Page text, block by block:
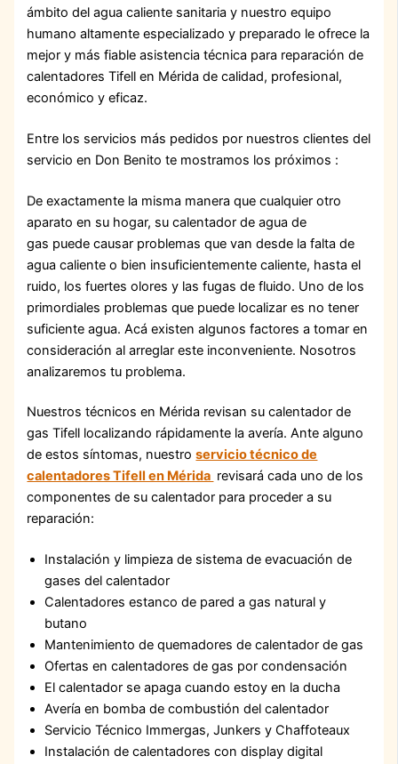
ámbito del agua caliente sanitaria y nuestro equipo
humano altamente especializado y preparado le ofrece la
mejor y más fiable asistencia técnica para reparación de
calentadores Tifell en Mérida de calidad, profesional,
económico y eficaz.
Entre los servicios más pedidos por nuestros clientes del
servicio en Don Benito te mostramos los próximos :
De exactamente la misma manera que cualquier otro
aparato en su hogar, su calentador de agua de
gas puede causar problemas que van desde la falta de
agua caliente o bien insuficientemente caliente, hasta el
ruido, los fuertes olores y las fugas de fluido. Uno de los
primordiales problemas que puede localizar es no tener
suficiente agua. Acá existen algunos factores a tomar en
consideración al arreglar este inconveniente. Nosotros
analizaremos tu problema.
Nuestros técnicos en Mérida revisan su calentador de
gas Tifell localizando rápidamente la avería. Ante alguno
de estos síntomas, nuestroservicio técnico de
calentadores Tifell en Mérida revisará cada uno de los
componentes de su calentador para proceder a su
reparación:
Instalación y limpieza de sistema de evacuación de
gases del calentador
Calentadores estanco de pared a gas natural y
butano
Mantenimiento de quemadores de calentador de gas
Ofertas en calentadores de gas por condensación
El calentador se apaga cuando estoy en la ducha
Avería en bomba de combustión del calentador
Servicio Técnico Immergas, Junkers y Chaffoteaux
Instalación de calentadores con display digital